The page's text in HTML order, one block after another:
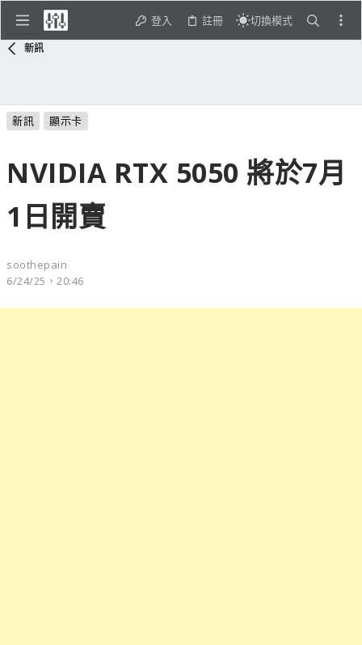
登入 註冊 切換模式
新訊
新訊 顯示卡
NVIDIA RTX 5050 將於7月
1日開賣
soothepain
6/24/25，20:46